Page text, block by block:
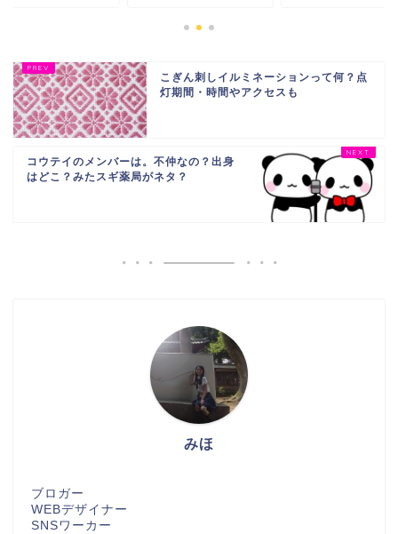
こぎん刺しイルミネーションって何？点
灯期間・時間やアクセスも
コウテイのメンバーは。不仲なの？出身
はどこ？みたスギ薬局がネタ？
みほ
ブロガー
WEBデザイナー
SNSワーカー